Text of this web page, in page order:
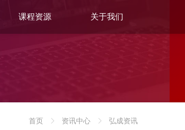
课程资源 关于我们
首页
资讯中心
弘成资讯